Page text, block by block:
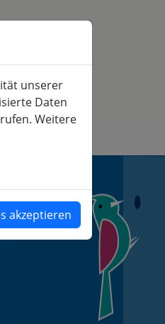
unserer
Daten
Weitere
akzeptieren